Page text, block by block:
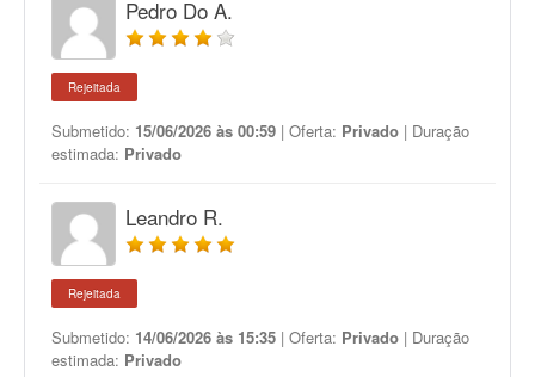
Pedro Do A.
Rejeitada
Submetido: 15/06/2026 às 00:59 | Oferta: Privado | Duração
estimada: Privado
Leandro R.
Rejeitada
Submetido: 14/06/2026 às 15:35 | Oferta: Privado | Duração
estimada: Privado